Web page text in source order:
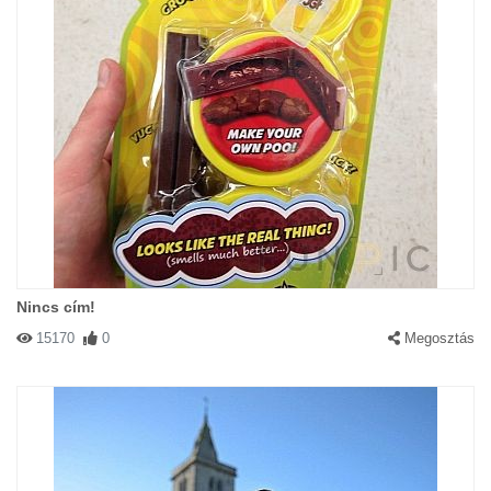
Nincs cím!
15170 0 Megosztás